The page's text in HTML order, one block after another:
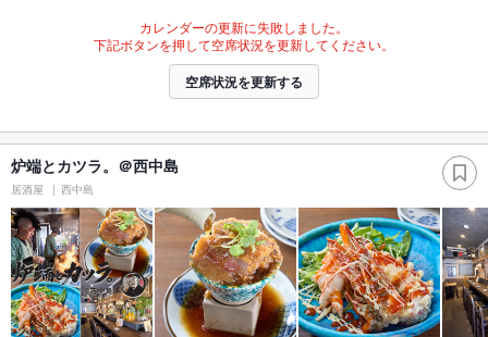
カレンダーの更新に失敗しました。
下記ボタンを押して空席状況を更新してください。
空席状況を更新する
炉端とカツラ。＠西中島
居酒屋 西中島